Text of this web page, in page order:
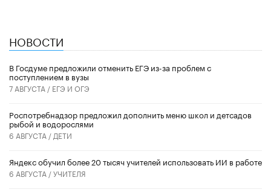
НОВОСТИ
В Госдуме предложили отменить ЕГЭ из-за проблем с
поступлением в вузы
7 АВГУСТА / ЕГЭ И ОГЭ
Роспотребнадзор предложил дополнить меню школ и детсадов
рыбой и водорослями
6 АВГУСТА / ДЕТИ
​Яндекс обучил более 20 тысяч учителей использовать ИИ в работе
6 АВГУСТА /УЧИТЕЛЯ